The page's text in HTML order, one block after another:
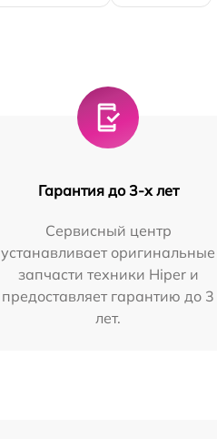
Гарантия до 3-х лет
Сервисный центр
устанавливает оригинальные
запчасти техники Hiper и
предоставляет гарантию до 3
лет.